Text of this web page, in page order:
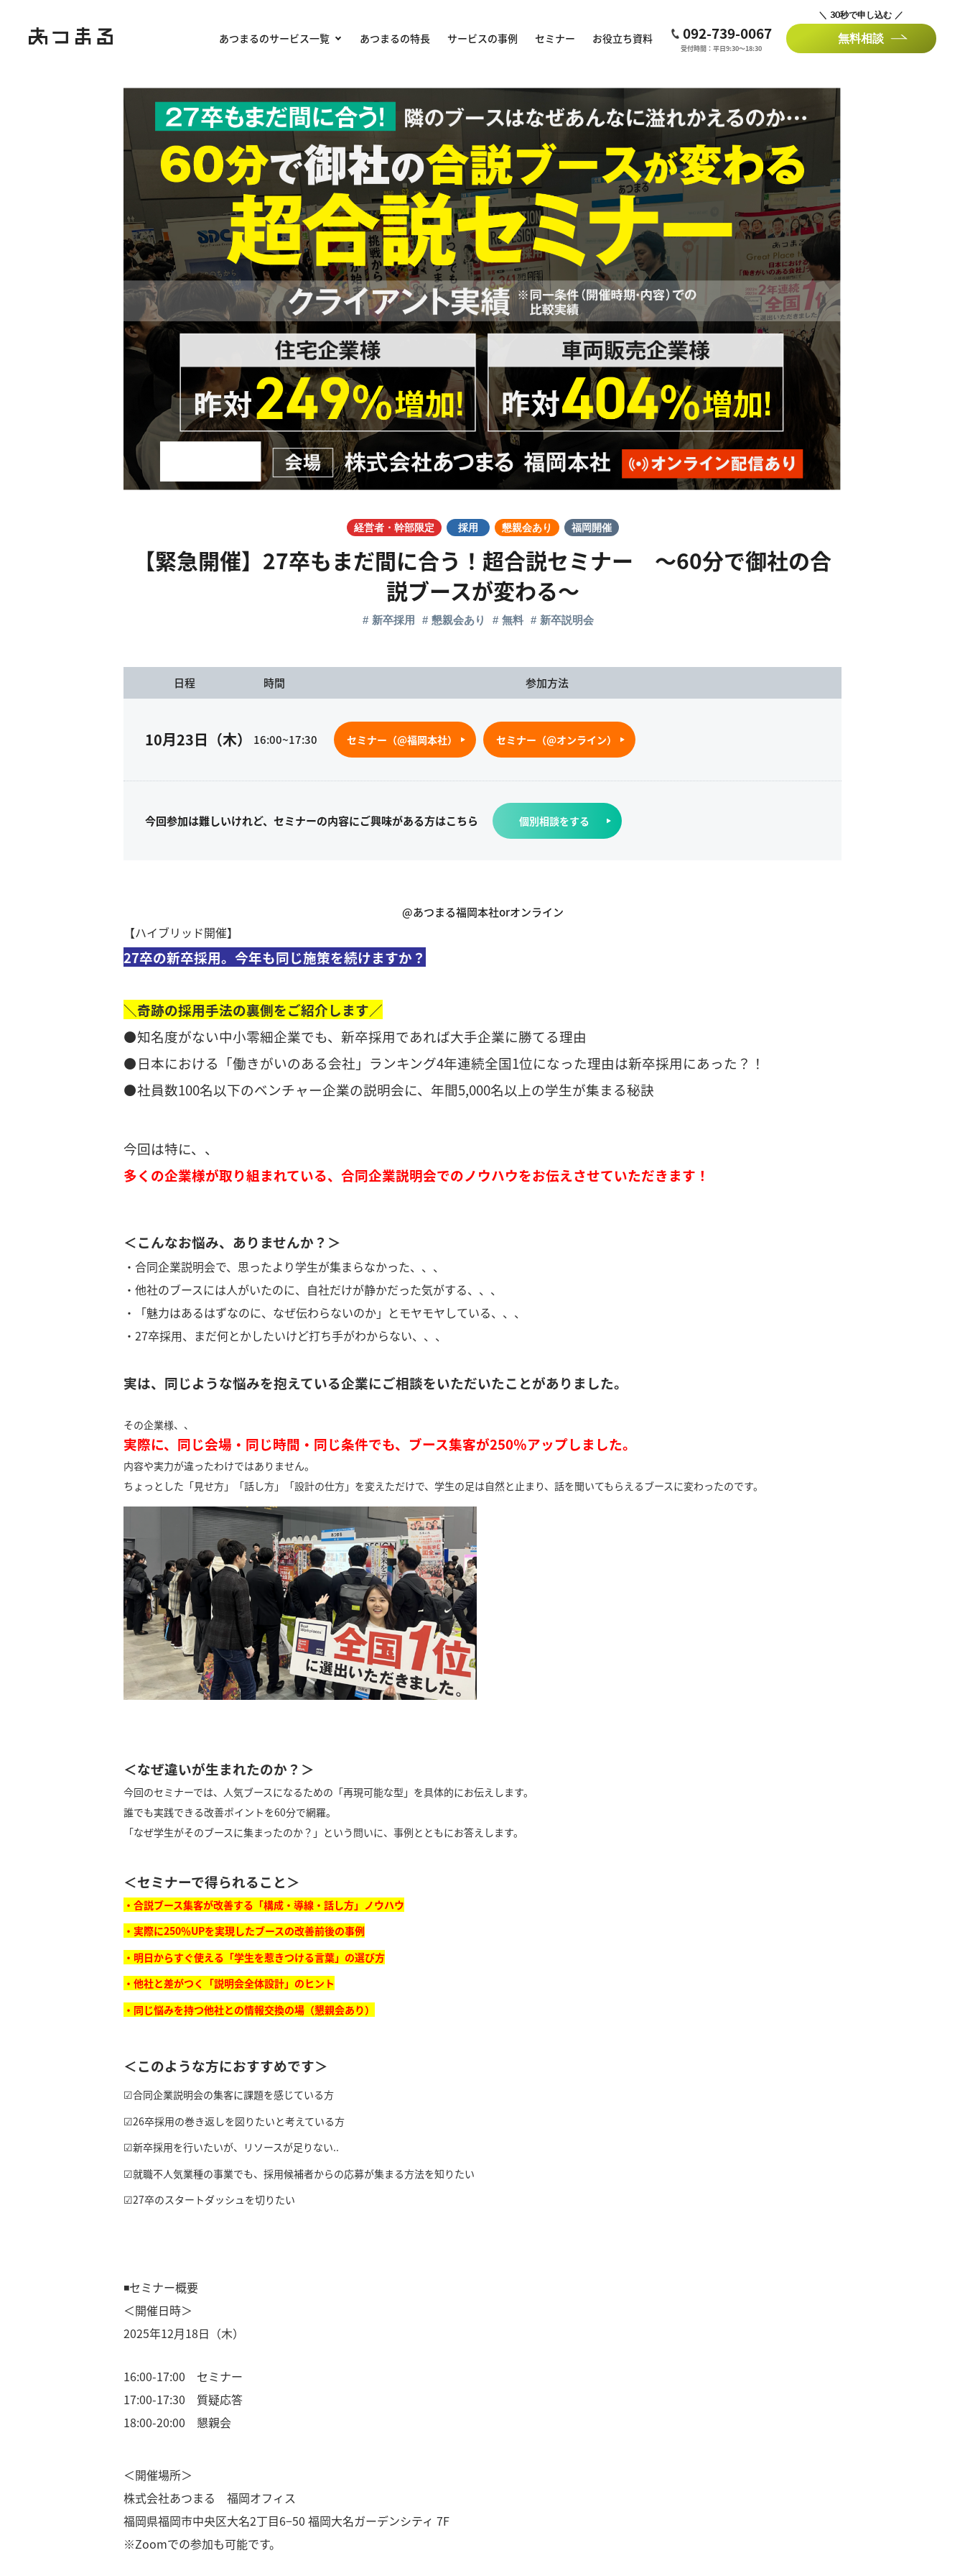
あつまるのサービス一覧 あつまるの特長 サービスの事例 セミナー お役立ち資料 092-739-0067
受付時間：平日9:30〜18:30
＼ 30秒で申し込む ／
無料相談
経営者・幹部限定 採用 懇親会あり 福岡開催
【緊急開催】27卒もまだ間に合う！超合説セミナー 〜60分で御社の合
説ブースが変わる〜
新卒採用 懇親会あり 無料 新卒説明会
日程 時間 参加方法
10月23日（木） 16:00~17:30 セミナー（@福岡本社） セミナー（@オンライン）
今回参加は難しいけれど、セミナーの内容にご興味がある方はこちら 個別相談をする
@あつまる福岡本社orオンライン
【ハイブリッド開催】
27卒の新卒採用。今年も同じ施策を続けますか？
＼奇跡の採用手法の裏側をご紹介します／
⚫️知名度がない中小零細企業でも、新卒採用であれば大手企業に勝てる理由
⚫️日本における「働きがいのある会社」ランキング4年連続全国1位になった理由は新卒採用にあった？！
⚫️社員数100名以下のベンチャー企業の説明会に、年間5,000名以上の学生が集まる秘訣
今回は特に、、
多くの企業様が取り組まれている、合同企業説明会でのノウハウをお伝えさせていただきます！
＜こんなお悩み、ありませんか？＞
・合同企業説明会で、思ったより学生が集まらなかった、、、
・他社のブースには人がいたのに、自社だけが静かだった気がする、、、
・「魅力はあるはずなのに、なぜ伝わらないのか」とモヤモヤしている、、、
・27卒採用、まだ何とかしたいけど打ち手がわからない、、、
実は、同じような悩みを抱えている企業にご相談をいただいたことがありました。
その企業様、、
実際に、同じ会場・同じ時間・同じ条件でも、ブース集客が250％アップしました。
内容や実力が違ったわけではありません。
ちょっとした「見せ方」「話し方」「設計の仕方」を変えただけで、学生の足は自然と止まり、話を聞いてもらえるブースに変わったのです。
＜なぜ違いが生まれたのか？＞
今回のセミナーでは、人気ブースになるための「再現可能な型」を具体的にお伝えします。
誰でも実践できる改善ポイントを60分で網羅。
「なぜ学生がそのブースに集まったのか？」という問いに、事例とともにお答えします。
＜セミナーで得られること＞
・合説ブース集客が改善する「構成・導線・話し方」ノウハウ
・実際に250％UPを実現したブースの改善前後の事例
・明日からすぐ使える「学生を惹きつける言葉」の選び方
・他社と差がつく「説明会全体設計」のヒント
・同じ悩みを持つ他社との情報交換の場（懇親会あり）
＜このような方におすすめです＞
☑︎合同企業説明会の集客に課題を感じている方
☑︎26卒採用の巻き返しを図りたいと考えている方
☑︎新卒採用を行いたいが、リソースが足りない..
☑︎就職不人気業種の事業でも、採用候補者からの応募が集まる方法を知りたい
☑︎27卒のスタートダッシュを切りたい
◾️セミナー概要
＜開催日時＞
2025年12月18日（木）
16:00-17:00 セミナー
17:00-17:30 質疑応答
18:00-20:00 懇親会
＜開催場所＞
株式会社あつまる 福岡オフィス
福岡県福岡市中央区大名2丁目6−50 福岡大名ガーデンシティ 7F
※Zoomでの参加も可能です。